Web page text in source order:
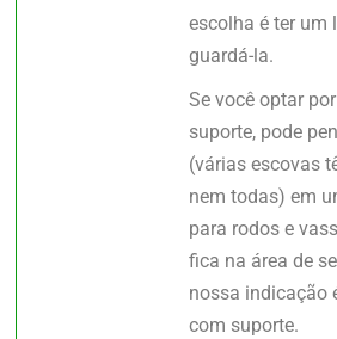
escolha é ter um
guardá-la.
Se você optar
suporte, pode
(várias escovas
nem todas) em
para rodos e
fica na área de
nossa indicação
com suporte.